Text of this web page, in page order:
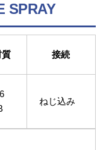
SPRAY
接続
ねじ込み